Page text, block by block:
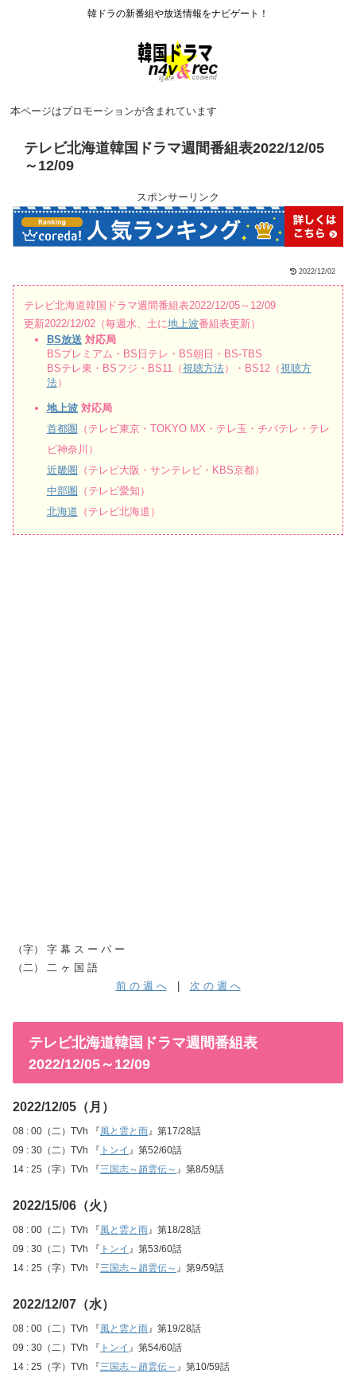
韓ドラの新番組や放送情報をナビゲート！
本ページはプロモーションが含まれています
テレビ北海道韓国ドラマ週間番組表2022/12/05
～12/09
スポンサーリンク
2022/12/02
テレビ北海道韓国ドラマ週間番組表2022/12/05～12/09
更新2022/12/02（毎週水、土に地上波番組表更新）
BS放送 対応局
BSプレミアム・BS日テレ・BS朝日・BS-TBS
BSテレ東・BSフジ・BS11（視聴方法）・BS12（視聴方
法）
地上波対応局
首都圏 （テレビ東京・TOKYO MX・テレ玉・チバテレ・テレ
ビ神奈川）
近畿圏 （テレビ大阪・サンテレビ・KBS京都）
中部圏 （テレビ愛知）
北海道 （テレビ北海道）
（字） 字 幕 ス ー パ ー
（二） 二 ヶ 国 語
前 の 週 へ| 次 の 週 へ
テレビ北海道韓国ドラマ週間番組表
2022/12/05～12/09
2022/12/05（月）
08 : 00（二）TVh 『風と雲と雨』第17/28話
09 : 30（二）TVh 『 トンイ 』第52/60話
14 : 25（字）TVh 『三国志～趙雲伝～ 』第8/59話
2022/15/06（火）
08 : 00（二）TVh 『風と雲と雨』第18/28話
09 : 30（二）TVh 『 トンイ 』第53/60話
14 : 25（字）TVh 『三国志～趙雲伝～ 』第9/59話
2022/12/07（水）
08 : 00（二）TVh 『風と雲と雨』第19/28話
09 : 30（二）TVh 『 トンイ 』第54/60話
14 : 25（字）TVh 『三国志～趙雲伝～ 』第10/59話